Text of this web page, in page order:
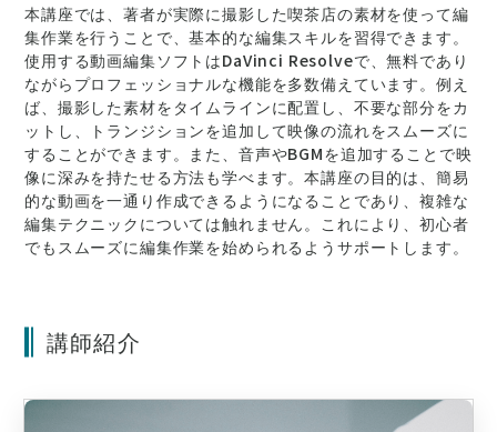
本講座では、著者が実際に撮影した喫茶店の素材を使って編
集作業を行うことで、基本的な編集スキルを習得できます。
使用する動画編集ソフトはDaVinci Resolveで、無料であり
ながらプロフェッショナルな機能を多数備えています。例え
ば、撮影した素材をタイムラインに配置し、不要な部分をカ
ットし、トランジションを追加して映像の流れをスムーズに
することができます。また、音声やBGMを追加することで映
像に深みを持たせる方法も学べます。本講座の目的は、簡易
的な動画を一通り作成できるようになることであり、複雑な
編集テクニックについては触れません。これにより、初心者
でもスムーズに編集作業を始められるようサポートします。
講師紹介